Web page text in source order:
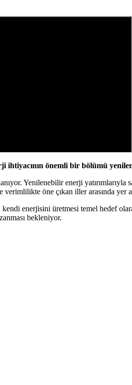
ihtiyacının önemli bir bölümü
Yenilenebilir enerji
öne çıkan iller arasında yer
enerjisini üretmesi temel hedef
bekleniyor.